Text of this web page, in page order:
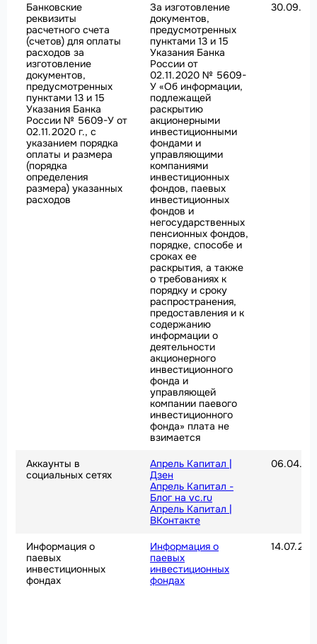
Банковские
реквизиты
расчетного счета
(счетов) для оплаты
расходов за
изготовление
документов,
предусмотренных
пунктами 13 и 15
Указания Банка
России № 5609-У от
02.11.2020 г., с
указанием порядка
оплаты и размера
(порядка
определения
размера) указанных
расходов
За изготовление
документов,
предусмотренных
пунктами 13 и 15
Указания Банка
России от
02.11.2020 № 5609-
У «Об информации,
подлежащей
раскрытию
акционерными
инвестиционными
фондами и
управляющими
компаниями
инвестиционных
фондов, паевых
инвестиционных
фондов и
негосударственных
пенсионных фондов,
порядке, способе и
сроках ее
раскрытия, а также
о требованиях к
порядку и сроку
распространения,
предоставления и к
содержанию
информации о
деятельности
акционерного
инвестиционного
фонда и
управляющей
компании паевого
инвестиционного
фонда» плата не
взимается
Аккаунты в
социальных сетях
Апрель Капитал |
Дзен
Апрель Капитал -
Блог на vc.ru
Апрель Капитал |
ВКонтакте
Информация о
паевых
инвестиционных
фондах
Информация о
паевых
инвестиционных
фондах